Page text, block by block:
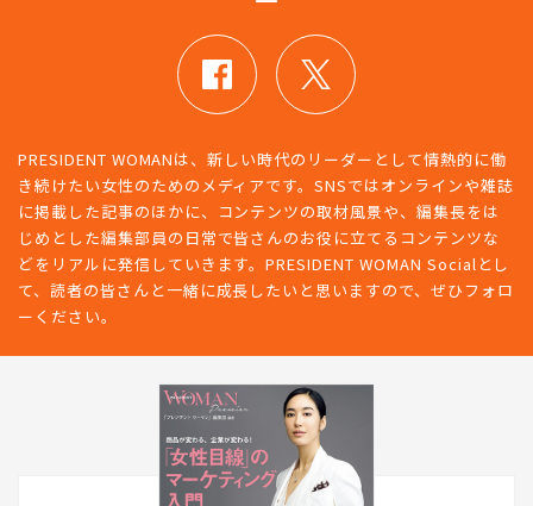
PRESIDENT WOMANは、新しい時代のリーダーとして情熱的に働
き続けたい女性のためのメディアです。SNSではオンラインや雑誌
に掲載した記事のほかに、コンテンツの取材風景や、編集長をは
じめとした編集部員の日常で皆さんのお役に立てるコンテンツな
どをリアルに発信していきます。PRESIDENT WOMAN Socialとし
て、読者の皆さんと一緒に成長したいと思いますので、ぜひフォロ
ーください。